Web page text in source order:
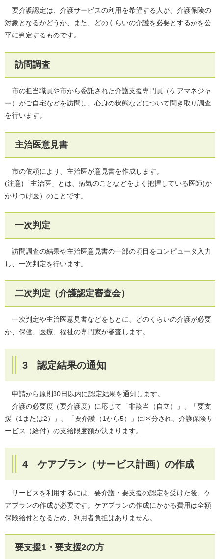
要介護認定は、介護サービスの利用を希望する人が、介護保険の
対象となるかどうか、また、どのくらいの介護を必要とするかを公
平に判定するものです。
訪問調査
市の担当職員や市から委託された介護支援専門員（ケアマネジャ
ー）がご自宅などを訪問し、心身の状態などについて聞き取り調査
を行います。
主治医意見書
市の依頼により、主治医が意見書を作成します。
(注意)「主治医」とは、病気のことなどをよく把握している医師(か
かりつけ医）のことです。
一次判定
訪問調査の結果や主治医意見書の一部の項目をコンピュータ入力
し、一次判定を行います。
二次判定（介護認定審査会）
一次判定や主治医意見書などをもとに、どのくらいの介護が必要
か、保健、医療、福祉の専門家が審査します。
3 認定結果の通知
申請から原則30日以内に認定結果を通知します。
介護の必要度（要介護度）に応じて「非該当（自立）」、「要支
援（1または2）」、「要介護（1から5）」に区分され、介護保険サ
ービス（給付）の支給限度額が決まります。
4 ケアプラン（サービス計画）の作成
サービスを利用するには、要介護・要支援の認定を受けた後、ケ
アプランの作成が必要です。ケアプランの作成にかかる費用は全額
保険給付となるため、利用者負担はありません。
要支援1・要支援2の方